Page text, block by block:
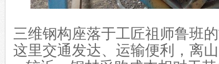
三维钢构座落于工匠祖师鲁班
这里交通发达、运输便利，离